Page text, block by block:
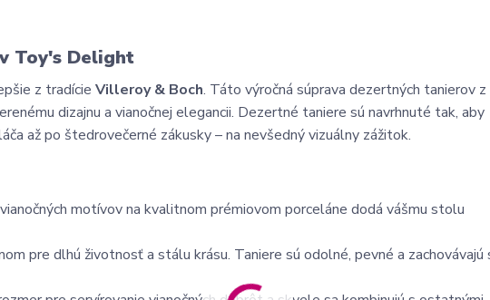
Toy's Delight
z tradície Villeroy & Boch. Táto výročná súprava dezertných tanierov z
dizajnu a vianočnej elegancii. Dezertné taniere sú navrhnuté tak, aby
až po štedrovečerné zákusky – na nevšedný vizuálny zážitok.
motívov na kvalitnom prémiovom porceláne dodá vášmu stolu
pre dlhú životnosť a stálu krásu. Taniere sú odolné, pevné a zachovávajú